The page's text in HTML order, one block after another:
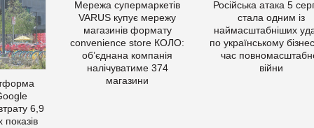
6,9
Мережа супермаркетів
VARUS купує мережу
магазинів формату
convenience store КОЛО:
об’єднана компанія
налічуватиме 374
магазини
Російська атака 5
стала одним із
наймасштабніших
по українському
час
війни